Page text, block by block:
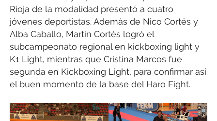
Rioja de la modalidad presentó a cuatro
jóvenes deportistas. Además de Nico Cortés y
Alba Caballo, Martín Cortés logró el
subcampeonato regional en kickboxing light y
K1 Light, mientras que Cristina Marcos fue
segunda en Kickboxing Light, para confirmar así
el buen momento de la base del Haro Fight.